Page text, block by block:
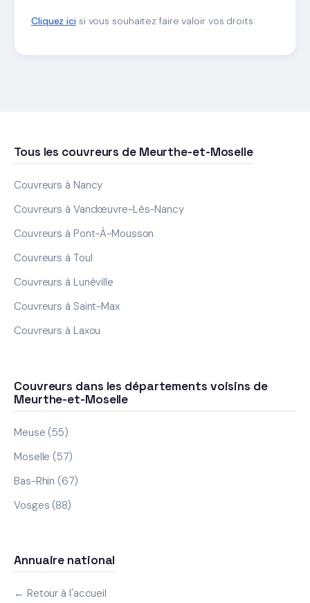
Cliquez icisi vous souhaitez faire valoir vos droits.
Tous les couvreurs de Meurthe-et-Moselle
Couvreurs à Nancy
Couvreurs à Vandœuvre-Lès-Nancy
Couvreurs à Pont-À-Mousson
Couvreurs à Toul
Couvreurs à Lunéville
Couvreurs à Saint-Max
Couvreurs à Laxou
Couvreurs dans les départements voisins de
Meurthe-et-Moselle
Meuse (55)
Moselle (57)
Bas-Rhin (67)
Vosges (88)
Annuaire national
← Retour à l'accueil